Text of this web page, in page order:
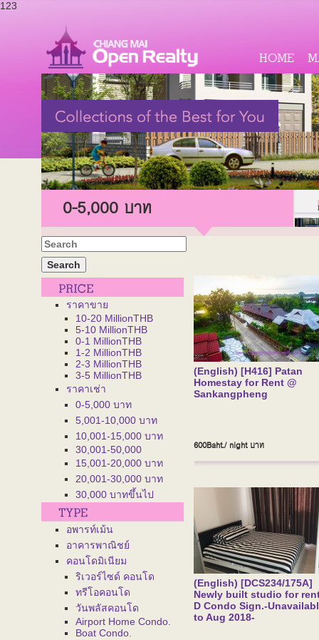
123
HOME
0-5,000 บาท
ราคาขาย
10-20 MillionTHB
5-10 MillionTHB
0-1 MillionTHB
1-2 MillionTHB
2-3 MillionTHB
3-5 MillionTHB
ราคาเช่า
0-5,000 บาท
5,001-10,000 บาท
10,001-15,000 บาท
30,001-50,000
15,001-20,000 บาท
20,001-30,000 บาท
30,000 บาทขึ้นไป
อพารท์เม้น
อาคารพาณิชย์
คอนโดมิเนียม
ริเวอร์ไซด์ คอนโด
ทรีโอคอนโด
วันพลัสคอนโด
Airport Home Condo.
Boat Condo.
(English) [H416] Patan
Homestay for Rent @
Sankangpheng
600Baht./ nightบาท
(English) [DCS234/175A]
Newly built studio for
D Condo Sign.-
to Aug 2018-